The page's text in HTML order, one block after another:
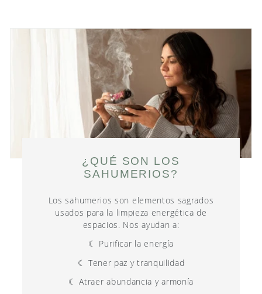
¿QUÉ SON LOS
SAHUMERIOS?
Los sahumerios son elementos sagrados
usados para la limpieza energética de
espacios. Nos ayudan a:
☾ Purificar la energía
☾ Tener paz y tranquilidad
☾ Atraer abundancia y armonía